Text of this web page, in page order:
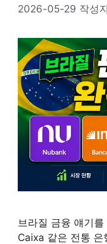
2026-05-29 작성
브라질 금융 얘기
Caixa 같은 전통 은